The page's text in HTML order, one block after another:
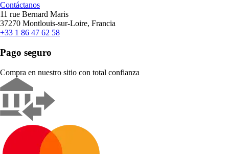
Contáctanos
11 rue Bernard Maris
37270 Montlouis-sur-Loire, Francia
+33 1 86 47 62 58
Pago seguro
Compra en nuestro sitio con total confianza